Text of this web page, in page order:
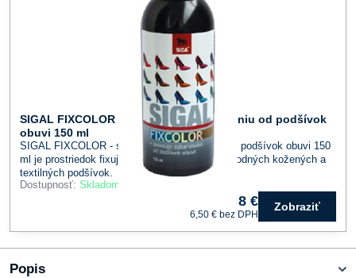
SIGAL FIXCOLOR - sprej proti zafarbovaniu od podšívok
obuvi 150 ml
SIGAL FIXCOLOR - sprej proti zafarbovaniu od podšívok obuvi 150
ml je prostriedok fixujúci farebný pigment u prírodných kožených a
textilných podšívok.
Dostupnosť: Skladom
8 €
6,50 € bez DPH
Zobraziť
Popis